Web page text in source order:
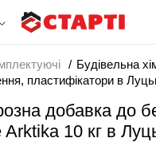
Будівельна
пластифікатори в
добавка до
10 кг в